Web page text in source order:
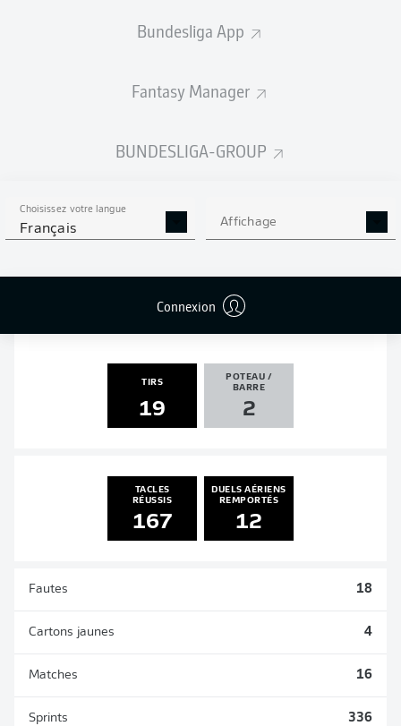
Bundesliga App
Fantasy Manager
BUNDESLIGA-GROUP
Choisissez votre langue
Français Affichage
Connexion
STATS DE LA SAISON
2021/2022
BUTS
1
PENALTIES
0
TIRS
19
POTEAU /
BARRE
2
TACLES
RÉUSSIS
167
DUELS AÉRIENS
REMPORTÉS
12
Fautes 18
Cartons jaunes 4
Matches 16
Sprints 336